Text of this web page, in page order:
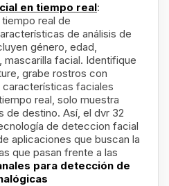
en tiempo real:
real de
de análisis de
género, edad,
facial. Identifique
grabe rostros con
faciales
real, solo muestra
de destino. Así, el dvr 32
de deteccion facial
aplicaciones que buscan la
que pasan frente a las
para detección de